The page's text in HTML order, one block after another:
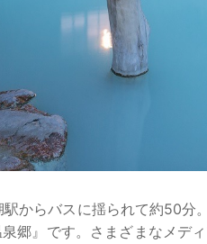
からバスに揺られて約50分
郷』です。さまざまなメデ